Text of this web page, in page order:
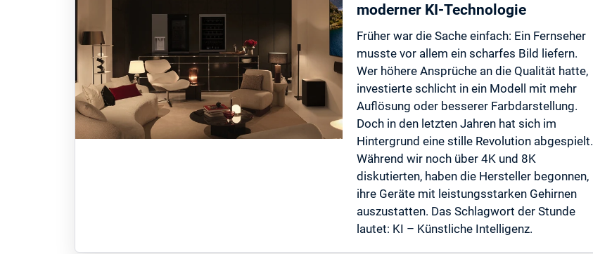
moderner KI-Technologie
Früher war die Sache einfach: Ein Fernseher
musste vor allem ein scharfes Bild liefern.
Wer höhere Ansprüche an die Qualität hatte,
investierte schlicht in ein Modell mit mehr
Auflösung oder besserer Farbdarstellung.
Doch in den letzten Jahren hat sich im
Hintergrund eine stille Revolution abgespielt.
Während wir noch über 4K und 8K
diskutierten, haben die Hersteller begonnen,
ihre Geräte mit leistungsstarken Gehirnen
auszustatten. Das Schlagwort der Stunde
lautet: KI – Künstliche Intelligenz.